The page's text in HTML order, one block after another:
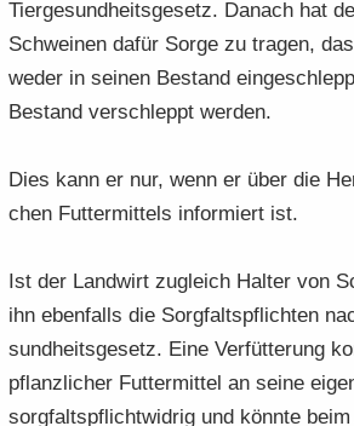
Tier­ge­sund­heits­ge­setz. Da­nach hat
Schwei­nen dafür Sorge zu tra­gen,
weder in sei­nen Be­stand
Be­stand ver­schleppt wer­den.
Dies kann er nur, wenn er über die
chen Fut­ter­mit­tels in­for­miert ist.
Ist der Land­wirt zu­gleich Hal­ter von
ihn eben­falls die Sorg­falts­pflich­ten
sund­heits­ge­setz. Eine Ver­füt­te­rung
pflanz­li­cher Fut­ter­mit­tel an seine
sorg­falts­pflicht­wid­rig und könn­te